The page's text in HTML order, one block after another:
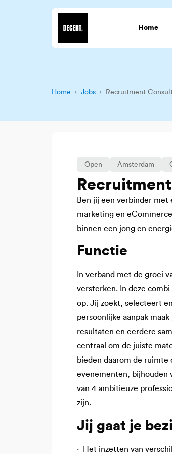
Home
Home › Jobs › Recruitment
Open Amsterdam
Ben jij een verbinder
marketing en
binnen een jong en
Functie
In verband met de groei
versterken. In deze
op. Jij zoekt, selecteert
persoonlijke aanpak
resultaten en eerdere
centraal om de juiste
bieden daarom de ruimte
evenementen, bijhouden
van 4 ambitieuze
zijn.
Jij gaat je
· Het inzetten van